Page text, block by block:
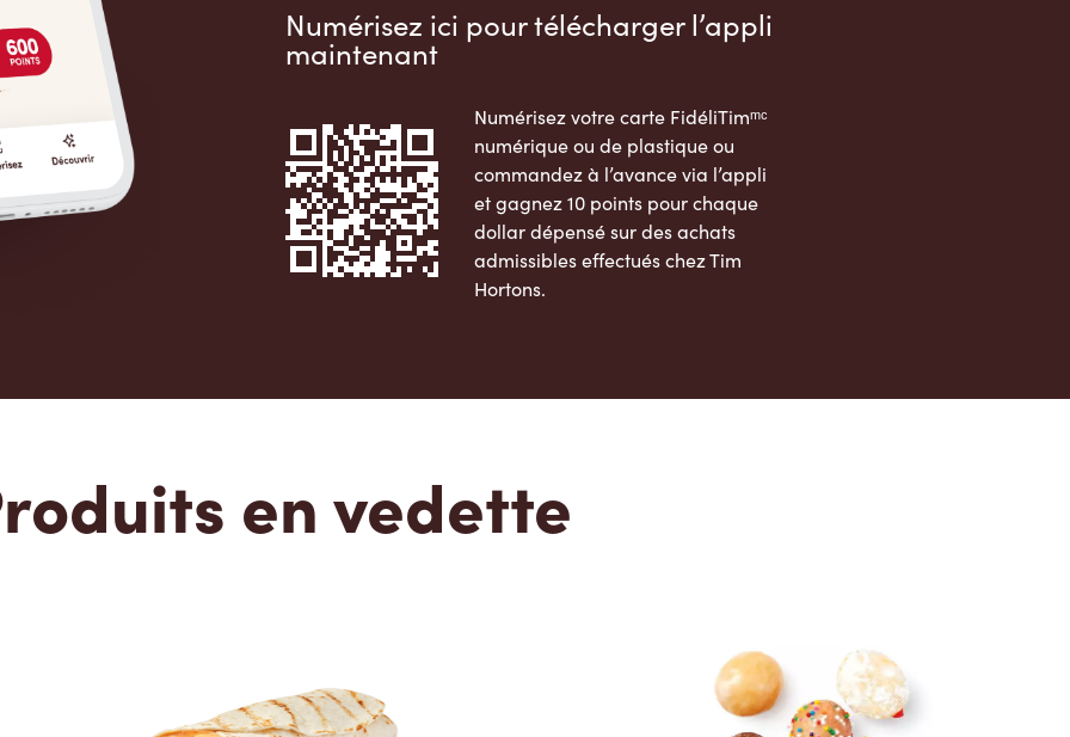
Numérisez ici pour télécharger l’appli
maintenant
Numérisez votre carte FidéliTimᵐᶜ
numérique ou de plastique ou
commandez à l’avance via l’appli
et gagnez 10 points pour chaque
dollar dépensé sur des achats
admissibles effectués chez Tim
Hortons.
en vedette